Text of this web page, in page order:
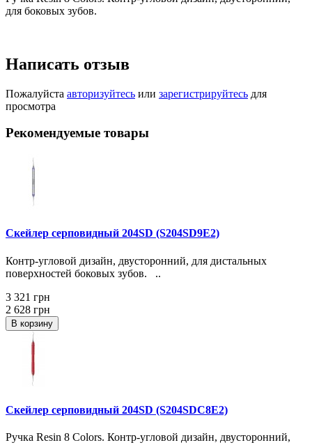
для боковых зубов.
Написать отзыв
Пожалуйста авторизуйтесь или зарегистрируйтесь для
просмотра
Рекомендуемые товары
Скейлер серповидный 204SD (S204SD9E2)
Контр-угловой дизайн, двусторонний, для дистальных
поверхностей боковых зубов. ..
3 321 грн
2 628 грн
В корзину
Скейлер серповидный 204SD (S204SDC8E2)
Ручка Resin 8 Colors. Контр-угловой дизайн, двусторонний,